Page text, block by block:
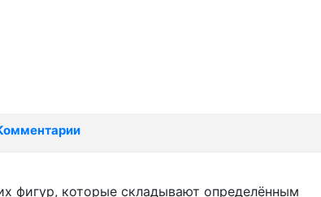
фигур, которые складывают определённым